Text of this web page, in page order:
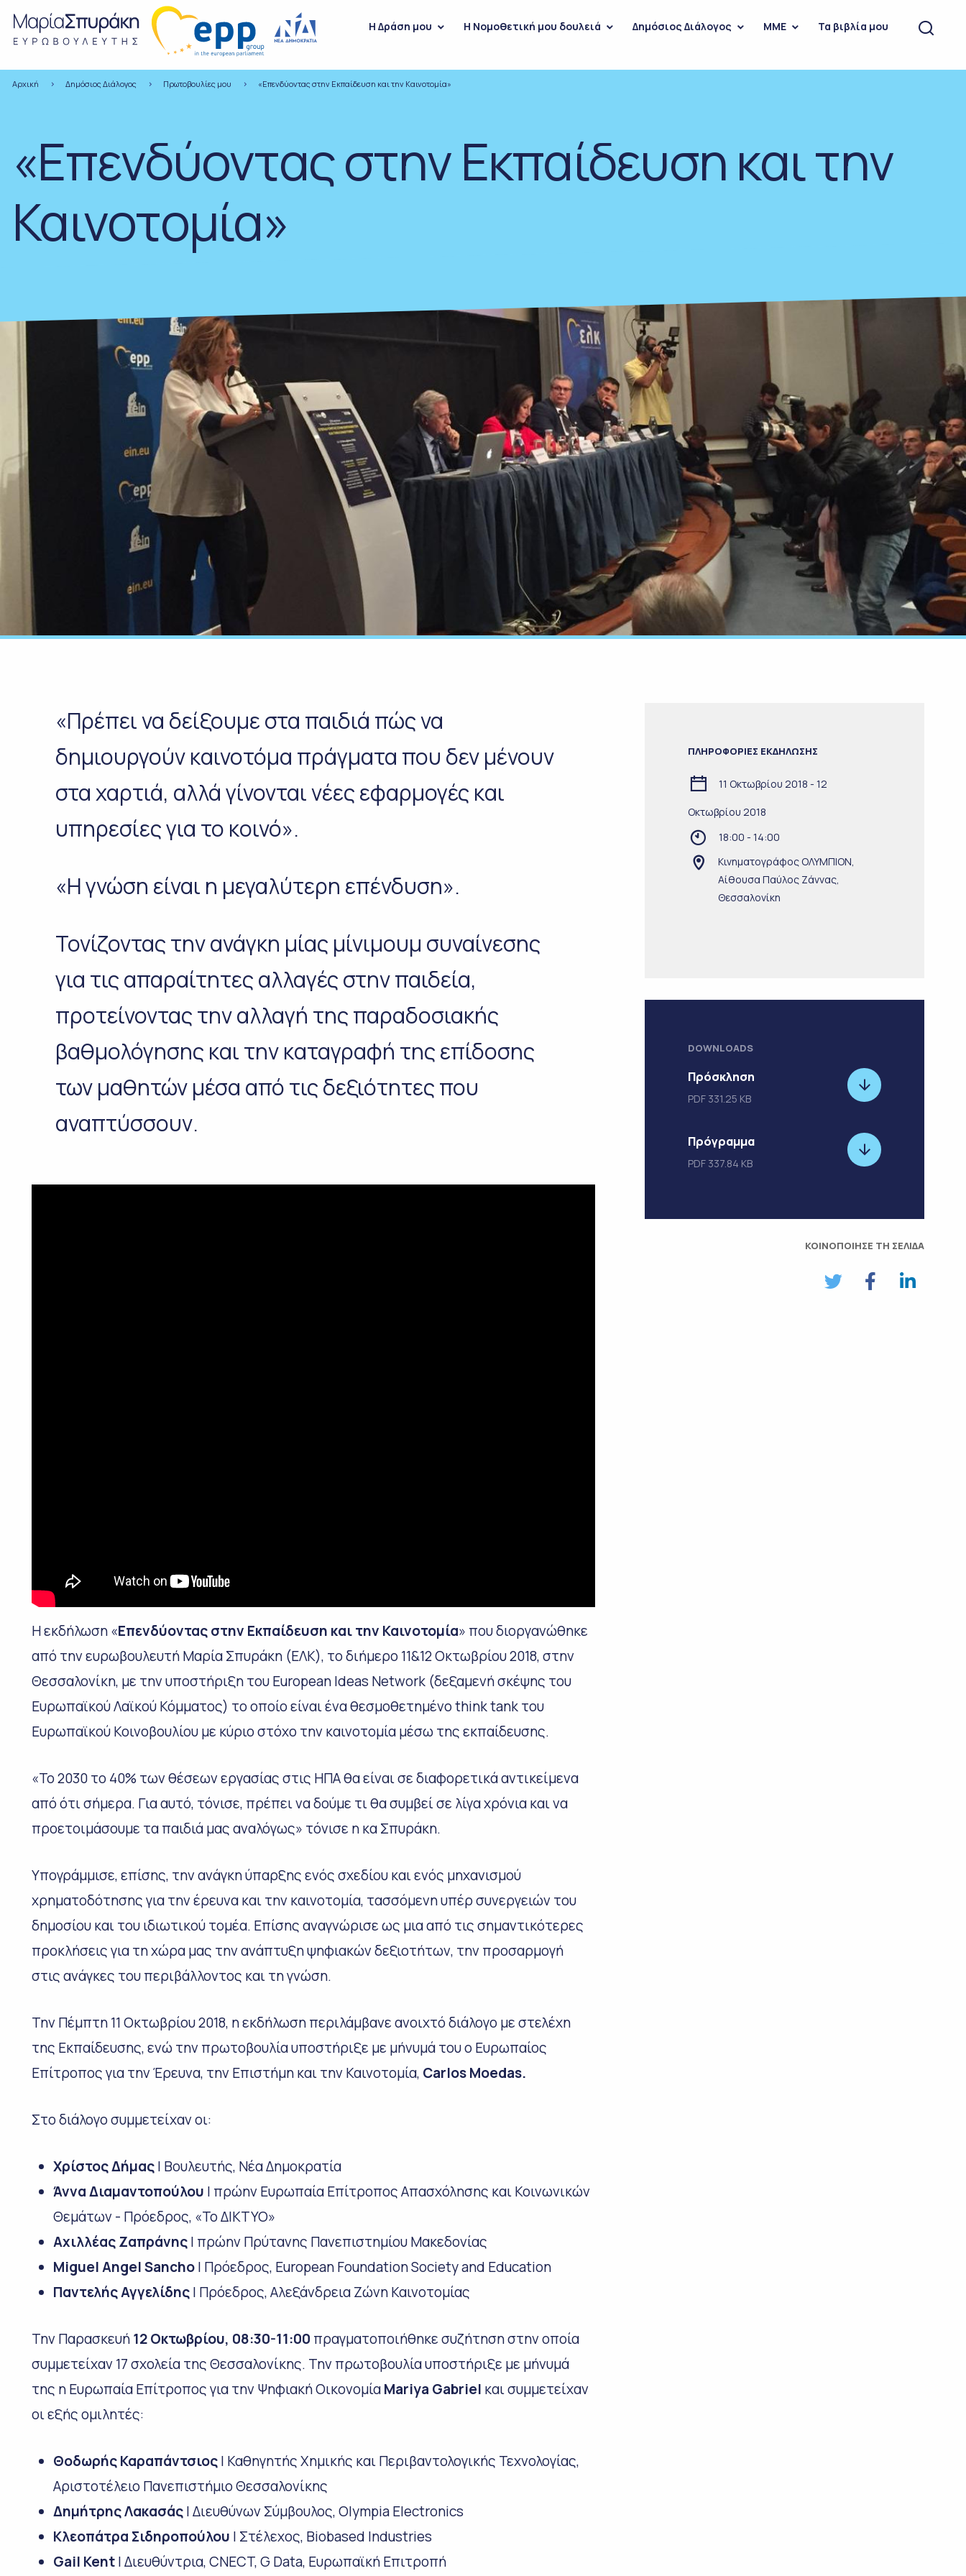
H Δράση μου Η Νομοθετική μου δουλειά Δημόσιος Διάλογος ΜΜΕ Τα βιβλία μου
Αρχική Δημόσιος Διάλογος Πρωτοβουλίες μου «Επενδύοντας στην Εκπαίδευση και την Καινοτομία»
«Επενδύοντας στην Εκπαίδευση και την
Καινοτομία»
«Πρέπει να δείξουμε στα παιδιά πώς να
δημιουργούν καινοτόμα πράγματα που δεν μένουν
στα χαρτιά, αλλά γίνονται νέες εφαρμογές και
υπηρεσίες για το κοινό».
«Η γνώση είναι η μεγαλύτερη επένδυση».
Τονίζοντας την ανάγκη μίας μίνιμουμ συναίνεσης
για τις απαραίτητες αλλαγές στην παιδεία,
προτείνοντας την αλλαγή της παραδοσιακής
βαθμολόγησης και την καταγραφή της επίδοσης
των μαθητών μέσα από τις δεξιότητες που
αναπτύσσουν.
Η εκδήλωση «Επενδύοντας στην Εκπαίδευση και την Καινοτομία» που διοργανώθηκε
από την ευρωβουλευτή Μαρία Σπυράκη (ΕΛΚ), το διήμερο 11&12 Οκτωβρίου 2018, στην
Θεσσαλονίκη, με την υποστήριξη του European Ideas Network (δεξαμενή σκέψης του
Ευρωπαϊκού Λαϊκού Κόμματος) το οποίο είναι ένα θεσμοθετημένο think tank του
Ευρωπαϊκού Κοινοβουλίου με κύριο στόχο την καινοτομία μέσω της εκπαίδευσης.
«Το 2030 το 40% των θέσεων εργασίας στις ΗΠΑ θα είναι σε διαφορετικά αντικείμενα
από ότι σήμερα. Για αυτό, τόνισε, πρέπει να δούμε τι θα συμβεί σε λίγα χρόνια και να
προετοιμάσουμε τα παιδιά μας αναλόγως» τόνισε η κα Σπυράκη.
Υπογράμμισε, επίσης, την ανάγκη ύπαρξης ενός σχεδίου και ενός μηχανισμού
χρηματοδότησης για την έρευνα και την καινοτομία, τασσόμενη υπέρ συνεργειών του
δημοσίου και του ιδιωτικού τομέα. Επίσης αναγνώρισε ως μια από τις σημαντικότερες
προκλήσεις για τη χώρα μας την ανάπτυξη ψηφιακών δεξιοτήτων, την προσαρμογή
στις ανάγκες του περιβάλλοντος και τη γνώση.
Την Πέμπτη 11 Οκτωβρίου 2018, η εκδήλωση περιλάμβανε ανοιχτό διάλογο με στελέχη
της Εκπαίδευσης, ενώ την πρωτοβουλία υποστήριξε με μήνυμά του ο Ευρωπαίος
Επίτροπος για την Έρευνα, την Επιστήμη και την Καινοτομία, Carlos Moedas.
Στο διάλογο συμμετείχαν οι:
Χρίστος Δήμας| Βουλευτής, Νέα Δημοκρατία
Άννα Διαμαντοπούλου | πρώην Ευρωπαία Επίτροπος Απασχόλησης και Κοινωνικών
Θεμάτων - Πρόεδρος, «Το ΔΙΚΤΥΟ»
Αχιλλέας Ζαπράνης| πρώην Πρύτανης Πανεπιστημίου Μακεδονίας
Miguel Angel Sancho| Πρόεδρος, European Foundation Society and Education
Παντελής Αγγελίδης| Πρόεδρος, Αλεξάνδρεια Ζώνη Καινοτομίας
Την Παρασκευή12 Οκτωβρίου, 08:30-11:00 πραγματοποιήθηκε συζήτηση στην οποία
συμμετείχαν 17 σχολεία της Θεσσαλονίκης. Την πρωτοβουλία υποστήριξε με μήνυμά
της η Ευρωπαία Επίτροπος για την Ψηφιακή ΟικονομίαMariya Gabriel και συμμετείχαν
οι εξής ομιλητές:
Θοδωρής Καραπάντσιος| Καθηγητής Χημικής και Περιβαντολογικής Τεχνολογίας,
Αριστοτέλειο Πανεπιστήμιο Θεσσαλονίκης
Δημήτρης Λακασάς| Διευθύνων Σύμβουλος, Olympia Electronics
Κλεοπάτρα Σιδηροπούλου | Στέλεχος, Biobased Industries
Gail Kent| Διευθύντρια, CNECT, G Data, Ευρωπαϊκή Επιτροπή
ΠΛΗΡΟΦΟΡΙΕΣ ΕΚΔΗΛΩΣΗΣ
11 Οκτωβρίου 2018 - 12
Οκτωβρίου 2018
18:00 - 14:00
Κινηματογράφος ΟΛΥΜΠΙΟΝ,
Αίθουσα Παύλος Ζάννας,
Θεσσαλονίκη
DOWNLOADS
Πρόσκληση
PDF 331.25 KB
Πρόγραμμα
PDF 337.84 KB
ΚΟΙΝΟΠΟΙΗΣΕ ΤΗ ΣΕΛΙΔΑ